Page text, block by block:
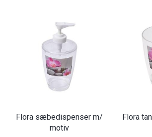
Flora sæbedispenser m/
motiv
Flora